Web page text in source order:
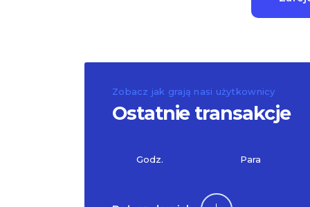
Zobacz jak grają nasi użytkownicy
Ostatnie transakcje
Godz. Para